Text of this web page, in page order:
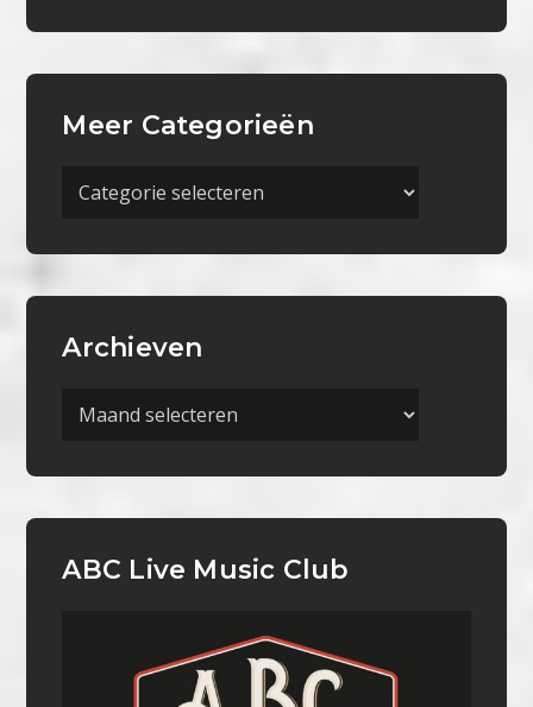
Meer Categorieën
Meer
Archieven
Archieven
ABC Live Music Club